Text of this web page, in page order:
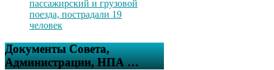
пассажирский и грузовой
поезда, пострадали 19
человек
Документы Совета,
Администрации, НПА …